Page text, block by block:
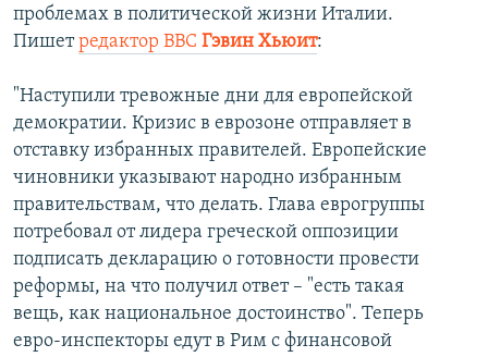
проблемах в политической жизни Италии.
Пишетредактор ВВС Гэвин Хьюит:
"Наступили тревожные дни для европейской
демократии. Кризис в еврозоне отправляет в
отставку избранных правителей. Европейские
чиновники указывают народно избранным
правительствам, что делать. Глава еврогруппы
потребовал от лидера греческой оппозиции
подписать декларацию о готовности провести
реформы, на что получил ответ – "есть такая
вещь, как национальное достоинство". Теперь
евро-инспекторы едут в Рим с финансовой